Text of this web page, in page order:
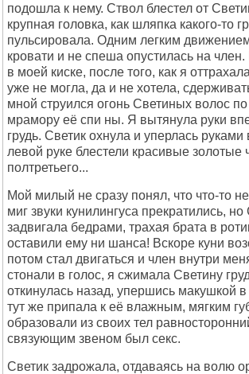
подошла к нему. Ствол блестел от
крупная головка, как шляпка какого-то
пульсировала. Одним легким
кровати и не спеша опустилась на
в моей киске, после того, как я
уже не могла, да и не хотела,
мной струился огонь Светиных волос
мрамору её спи ны. Я вытянула руки
грудь. Светик охнула и уперлась руками
левой руке блестели красивые золотые
полтретьего...
Мой милый не сразу понял, что что-то
миг звуки кунилингуса прекратились, но
задвигала бедрами, трахая брата в
оставили ему ни шанса! Вскоре куни
потом стал двигаться и член внутри
стонали в голос, я сжимала Светину
откинулась назад, упершись макушкой в
тут же припала к её влажным, мягким
образовали из своих тел
связующим звеном был секс.
Светик задрожала, отдаваясь на волю